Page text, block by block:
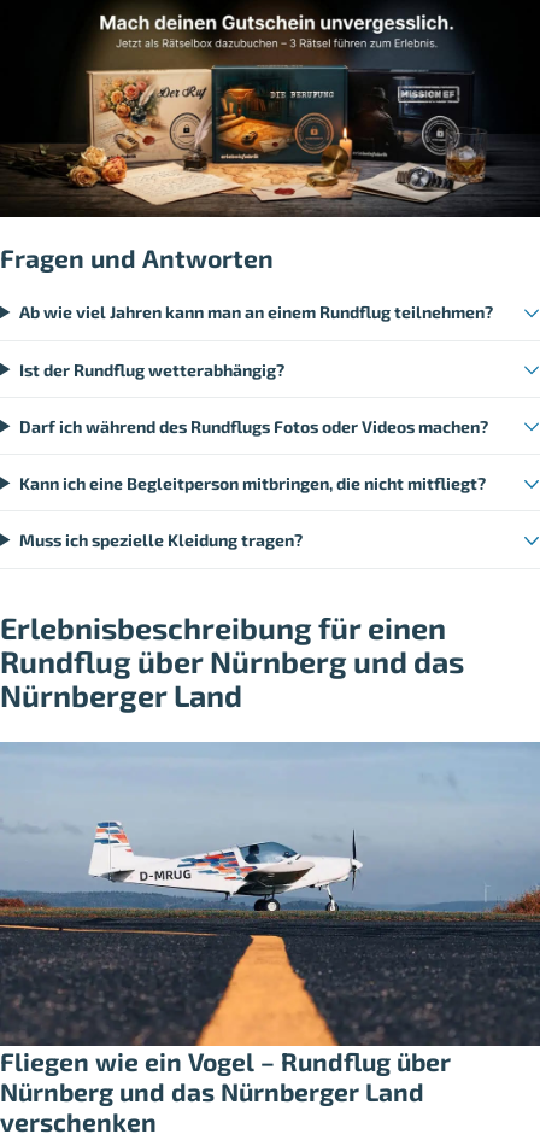
Fragen und Antworten
Ab wie viel Jahren kann man an einem Rundflug teilnehmen?
Ist der Rundflug wetterabhängig?
Darf ich während des Rundflugs Fotos oder Videos machen?
Kann ich eine Begleitperson mitbringen, die nicht mitfliegt?
Muss ich spezielle Kleidung tragen?
Erlebnisbeschreibung für einen
Rundflug über Nürnberg und das
Nürnberger Land
Fliegen wie ein Vogel – Rundflug über
Nürnberg und das Nürnberger Land
verschenken